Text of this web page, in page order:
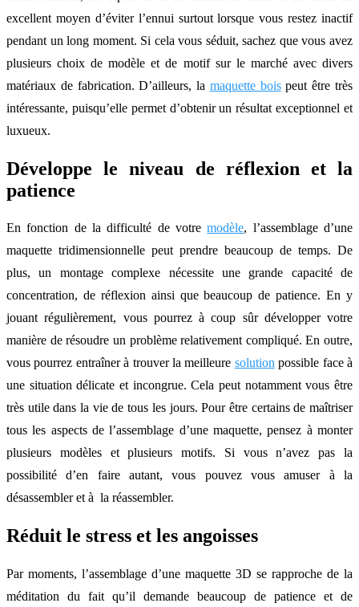
excellent moyen d’éviter l’ennui surtout lorsque vous restez inactif
pendant un long moment. Si cela vous séduit, sachez que vous avez
plusieurs choix de modèle et de motif sur le marché avec divers
matériaux de fabrication. D’ailleurs, la maquette boispeut être très
intéressante, puisqu’elle permet d’obtenir un résultat exceptionnel et
luxueux.
Développe le niveau de réflexion et la
patience
En fonction de la difficulté de votremodèle, l’assemblage d’une
maquette tridimensionnelle peut prendre beaucoup de temps. De
plus, un montage complexe nécessite une grande capacité de
concentration, de réflexion ainsi que beaucoup de patience. En y
jouant régulièrement, vous pourrez à coup sûr développer votre
manière de résoudre un problème relativement compliqué. En outre,
vous pourrez entraîner à trouver la meilleure solutionpossible face à
une situation délicate et incongrue. Cela peut notamment vous être
très utile dans la vie de tous les jours. Pour être certains de maîtriser
tous les aspects de l’assemblage d’une maquette, pensez à monter
plusieurs modèles et plusieurs motifs. Si vous n’avez pas la
possibilité d’en faire autant, vous pouvez vous amuser à la
désassembler et à la réassembler.
Réduit le stress et les angoisses
Par moments, l’assemblage d’une maquette 3D se rapproche de la
méditation du fait qu’il demande beaucoup de patience et de